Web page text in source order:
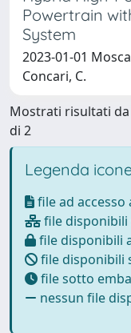
Powertrain
System
2023-01-01
Concari, C.
Mostrati risultati da
di 2
Legenda
file ad accesso
file
file disponibili
file disponibili
file sotto
nessun file